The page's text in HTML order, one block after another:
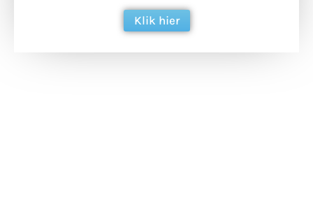
Klik hier